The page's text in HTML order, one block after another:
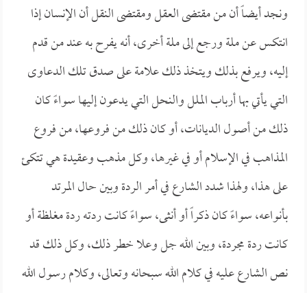
ونجد أيضاً أن من مقتضى العقل ومقتضى النقل أن الإنسان إذا
انتكس عن ملة ورجع إلى ملة أخرى، أنه يفرح به عند من قدم
إليه، ويرفع بذلك ويتخذ ذلك علامة على صدق تلك الدعاوى
التي يأتي بها أرباب الملل والنحل التي يدعون إليها سواءً كان
ذلك من أصول الديانات، أو كان ذلك من فروعها، من فروع
المذاهب في الإسلام أو في غيرها، وكل مذهب وعقيدة هي تتكئ
على هذا، ولهذا شدد الشارع في أمر الردة وبين حال المرتد
بأنواعه، سواءً كان ذكراً أو أنثى، سواءً كانت ردته ردة مغلظة أو
كانت ردة مجردة، وبين الله جل وعلا خطر ذلك، وكل ذلك قد
نص الشارع عليه في كلام الله سبحانه وتعالى، وكلام رسول الله